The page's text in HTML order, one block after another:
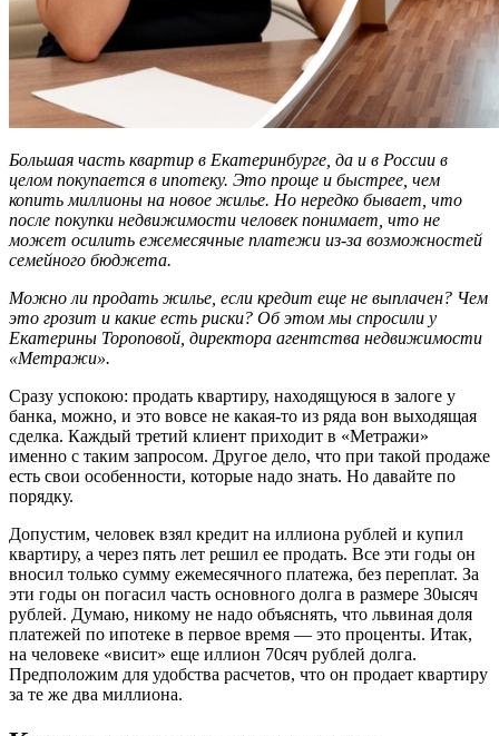
Большая часть квартир в Екатеринбурге, да и в России в
целом покупается в ипотеку. Это проще и быстрее, чем
копить миллионы на новое жилье. Но нередко бывает, что
после покупки недвижимости человек понимает, что не
может осилить ежемесячные платежи из-за возможностей
семейного бюджета.
Можно ли продать жилье, если кредит еще не выплачен? Чем
это грозит и какие есть риски? Об этом мы спросили у
Екатерины Тороповой, директора агентства недвижимости
«Метражи».
Сразу успокою: продать квартиру, находящуюся в залоге у
банка, можно, и это вовсе не какая-то из ряда вон выходящая
сделка. Каждый третий клиент приходит в «Метражи»
именно с таким запросом. Другое дело, что при такой продаже
есть свои особенности, которые надо знать. Но давайте по
порядку.
Допустим, человек взял кредит на иллиона рублей и купил
квартиру, а через пять лет решил ее продать. Все эти годы он
вносил только сумму ежемесячного платежа, без переплат. За
эти годы он погасил часть основного долга в размере 30ысяч
рублей. Думаю, никому не надо объяснять, что львиная доля
платежей по ипотеке в первое время — это проценты. Итак,
на человеке «висит» еще иллион 70сяч рублей долга.
Предположим для удобства расчетов, что он продает квартиру
за те же два миллиона.